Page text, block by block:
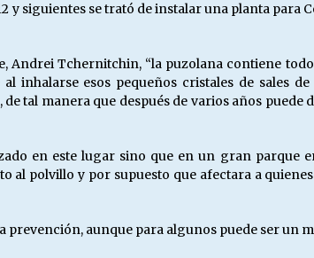
y siguientes se trató de instalar una planta para
Andrei Tchernitchin, “la puzolana contiene
inhalarse esos pequeños cristales de sales
tal manera que después de varios años puede
en este lugar sino que en un gran parque
al polvillo y por supuesto que afectara a
prevención, aunque para algunos puede ser un